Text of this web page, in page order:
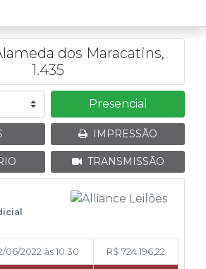
dos Maracatins,
1.435
Presencial
IMPRESSÃO
TRANSMISSÃO
06/2022 às 10:30 R$ 724.196,22